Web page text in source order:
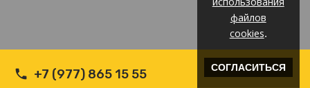
+7 (977) 865 15 55
файлов
cookies.
СОГЛАСИТЬСЯ